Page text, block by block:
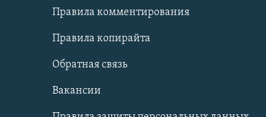
Правила комментирования
Правила копирайта
Обратная связь
Вакансии